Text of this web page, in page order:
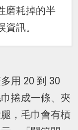
磨耗掉的半
訊。
用 20 到 30
捲成一條、夾
，毛巾會有槓